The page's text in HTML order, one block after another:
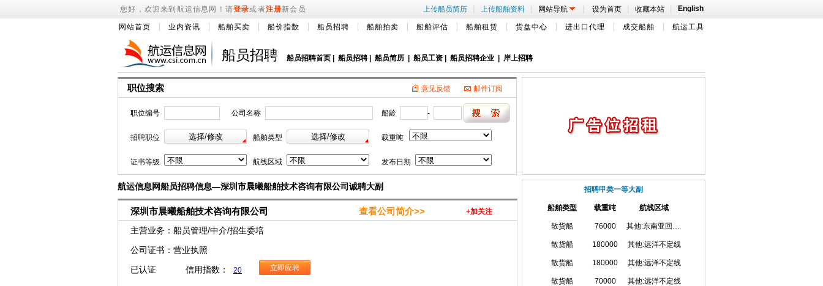
您好，欢迎来到航运信息网！请登录或者注册新会员 上传船员简历 | 上传船舶资料 | 网站导航 | 设为首页 | 收藏本站 | English
网站首页 业内资讯 船舶买卖 船价指数 船员招聘 船舶拍卖 船舶评估 船舶租赁 货盘中心 进出口代理 成交船舶 航运工具
船员招聘 船员招聘首页 船员招聘| 船员简历 船员工资 船员招聘企业 岸上招聘
职位搜索
职位编号 公司名称 船龄 -
招聘职位 船舶类型 载重吨
证书等级 航线区域 发布日期
意见反馈 邮件订阅
航运信息网船员招聘信息—深圳市晨曦船舶技术咨询有限公司诚聘大副
深圳市晨曦船舶技术咨询有限公司 查看公司简介>> +加关注
主营业务：船员管理/中介/招生委培
公司证书：营业执照
已认证 信用指数： 20 立即应聘
招聘甲类一等大副
船舶类型 载重吨 航线区域
散货船 76000 其他:东南亚回国航线
散货船 180000 其他:远洋不定线
散货船 180000 其他:远洋不定线
散货船 70000 其他:远洋不定线